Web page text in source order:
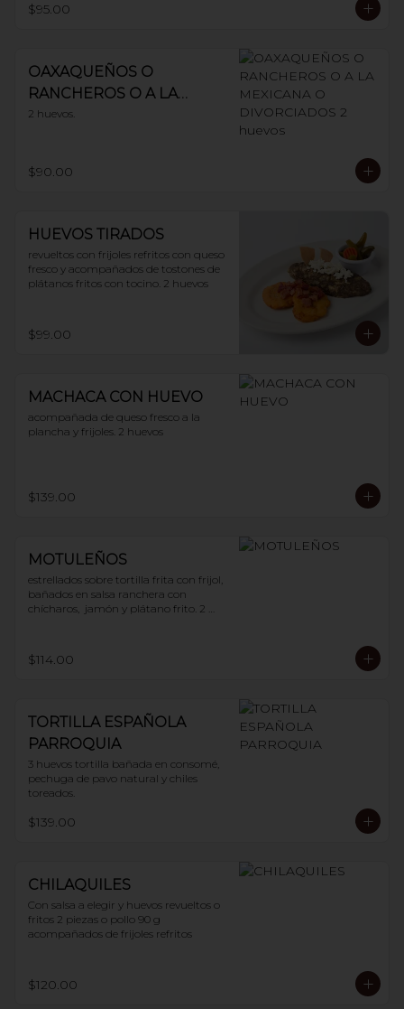
$95.00
OAXAQUEÑOS O
RANCHEROS O A LA
MEXICANA O
2 huevos.
$90.00
HUEVOS TIRADOS
revueltos con frijoles refritos con queso
fresco y acompañados de tostones de
plátanos fritos con tocino. 2 huevos
$99.00
MACHACA CON HUEVO
acompañada de queso fresco a la
plancha y frijoles. 2 huevos
$139.00
MOTULEÑOS
estrellados sobre tortilla frita con frijol,
bañados en salsa ranchera con
chícharos,  jamón y plátano frito. 2
$114.00
TORTILLA ESPAÑOLA
PARROQUIA
3 huevos tortilla bañada en consomé,
pechuga de pavo natural y chiles
toreados.
$139.00
CHILAQUILES
Con salsa a elegir y huevos revueltos o
fritos 2 piezas o pollo 90 g
acompañados de frijoles refritos
$120.00